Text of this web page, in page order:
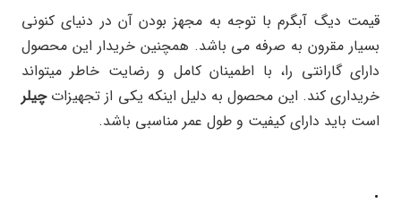
قیمت دیگ آبگرم با توجه به مجهز بودن آن در دنیای کنونی
بسیار مقرون به صرفه می باشد. همچنین خریدار این محصول
دارای گارانتی را، با اطمینان کامل و رضایت خاطر میتواند
خریداری کند. این محصول به دلیل اینکه یکی از تجهیزاتچیلر
است باید دارای کیفیت و طول عمر مناسبی باشد.
.